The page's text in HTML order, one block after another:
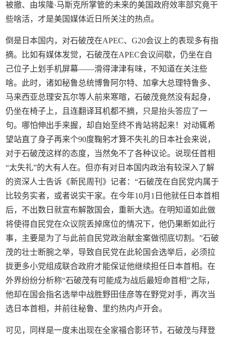
被撤、由埃隆·马斯克所掌管的未来的美国政府效率部究竟干
些啥活，才是美国媒体近日所关注的热点。
倒是日本国内，对石破茂在APEC、G20会议上的表现多有指
摘。比如有媒体发觉，石破茂在APEC会议间歇，仍坐在自
己位子上划手机屏幕——滑得津津有味，不知道在关注些
啥。此时，诸如秘鲁总统博鲁阿尔特、加拿大总理特鲁多、
马来西亚总理安瓦尔等人前来寒暄，石破茂竟然没有起身，
仍坐在椅子上，且连翻译耳机都不摘，只是抬头答应了一
句。哪怕伸出手来握，却自始至终不肯站将起来！对动辄希
望站直了身子再来个90度鞠躬才算不失礼的日本社会来说，
对于石破茂这样的态度，当然免不了各种议论。说现任首相
“太失礼”的大有人在。但亦有对日本国内政治有较深入了解
的资深人士告诉《新民周刊》记者：“石破茂在自民党内属于
比较务实者，或者说实干家。在今年10月1日他就任日本首相
后，不出数日就宣布解散国会，重新大选。在明知道如此做
将使得自民党在众议院丢掉席位的情况下，他仍果断如此行
事，主要是为了与此前自民党政治献金案做彻底切割。”石破
茂的壮士断腕之举，导致自民党在此轮国会选举后，必须拉
拢更多小党组成联合政府才能保证他继续担任日本首相。在
外界纷纷分析称“石破茂有可能成为战后最短命首相”之际，
他却在国会指名选举中战胜野田佳彦等在野党对手，再次当
选日本首相，并前往秘鲁、里约热内卢开会。
可见，同样是一度未出现在全家福合影环节，石破茂与拜登